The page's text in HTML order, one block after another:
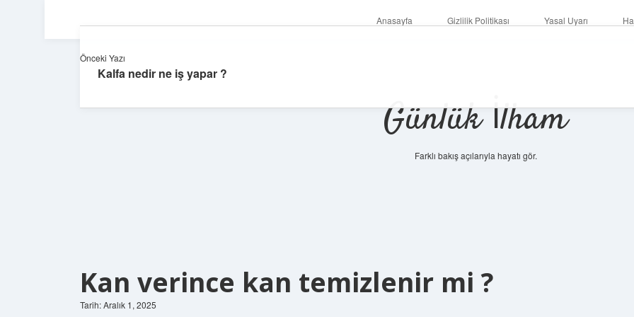
Anasayfa Gizlilik Politikası Yasal Uyarı
Günlük İlham
Farklı bakış açılarıyla hayatı gör.
Kan verince kan temizlenir mi ?
Tarih: Aralık 1, 2025
Önceki Yazı
Kalfa nedir ne iş yapar ?